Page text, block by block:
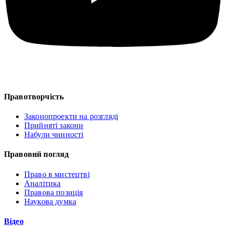
Правотворчість
Законопроекти на розгляді
Прийняті закони
Набули чинності
Правовий погляд
Право в мистецтві
Аналітика
Правова позиція
Наукова думка
Відео